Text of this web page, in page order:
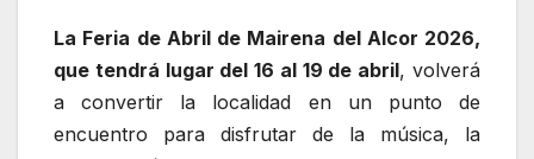
La Feria de Abril de Mairena del Alcor 2026,
que tendrá lugar del 16 al 19 de abril, volverá
a convertir la localidad en un punto de
encuentro para disfrutar de la música, la